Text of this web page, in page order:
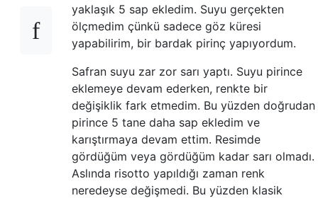
yaklaşık 5 sap ekledim. Suyu gerçekten
ölçmedim çünkü sadece göz küresi
yapabilirim, bir bardak pirinç yapıyordum.
Safran suyu zar zor sarı yaptı. Suyu pirince
eklemeye devam ederken, renkte bir
değişiklik fark etmedim. Bu yüzden doğrudan
pirince 5 tane daha sap ekledim ve
karıştırmaya devam ettim. Resimde
gördüğüm veya gördüğüm kadar sarı olmadı.
Aslında risotto yapıldığı zaman renk
neredeyse değişmedi. Bu yüzden klasik